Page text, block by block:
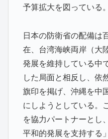
予算拡大を図っている。
日本の防衛省の配備は
在、台湾海峡両岸（大
発展を維持している中
した局面と相反し、依
旗印を掲げ、沖縄を中
にしようとしている。
を協力パートナーとし
平和的発展を支持する